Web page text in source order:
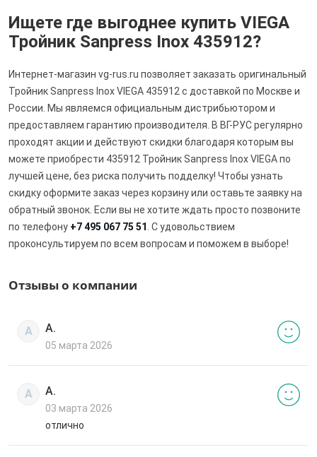
Ищете где выгоднее купить VIEGA
Тройник Sanpress Inox 435912?
Интернет-магазин vg-rus.ru позволяет заказать оригинальный
Тройник Sanpress Inox VIEGA 435912 с доставкой по Москве и
России. Мы являемся официальным дистрибьютором и
предоставляем гарантию производителя. В ВГ-РУС регулярно
проходят акции и действуют скидки благодаря которым вы
можете приобрести 435912 Тройник Sanpress Inox VIEGA по
лучшей цене, без риска получить подделку! Чтобы узнать
скидку оформите заказ через корзину или оставьте заявку на
обратный звонок. Если вы не хотите ждать просто позвоните
по телефону +7 495 067 75 51 . С удовольствием
проконсультируем по всем вопросам и поможем в выборе!
Отзывы о компании
А А.
05 марта 2026
А А.
03 марта 2026
отлично